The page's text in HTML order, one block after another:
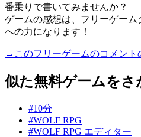
番乗りで書いてみませんか？
ゲームの感想は、フリーゲー
への力になります！
→このフリーゲームのコメント
似た無料ゲームをさ
#10分
#WOLF RPG
#WOLF RPG エディター